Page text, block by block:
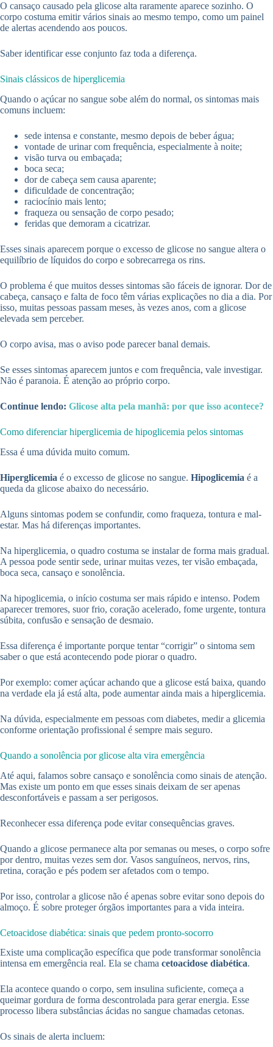
O cansaço causado pela glicose alta raramente aparece sozinho. O
corpo costuma emitir vários sinais ao mesmo tempo, como um painel
de alertas acendendo aos poucos.
Saber identificar esse conjunto faz toda a diferença.
Sinais clássicos de hiperglicemia
Quando o açúcar no sangue sobe além do normal, os sintomas mais
comuns incluem:
sede intensa e constante, mesmo depois de beber água;
vontade de urinar com frequência, especialmente à noite;
visão turva ou embaçada;
boca seca;
dor de cabeça sem causa aparente;
dificuldade de concentração;
raciocínio mais lento;
fraqueza ou sensação de corpo pesado;
feridas que demoram a cicatrizar.
Esses sinais aparecem porque o excesso de glicose no sangue altera o
equilíbrio de líquidos do corpo e sobrecarrega os rins.
O problema é que muitos desses sintomas são fáceis de ignorar. Dor de
cabeça, cansaço e falta de foco têm várias explicações no dia a dia. Por
isso, muitas pessoas passam meses, às vezes anos, com a glicose
elevada sem perceber.
O corpo avisa, mas o aviso pode parecer banal demais.
Se esses sintomas aparecem juntos e com frequência, vale investigar.
Não é paranoia. É atenção ao próprio corpo.
Continue lendo: Glicose alta pela manhã: por que isso acontece?
Como diferenciar hiperglicemia de hipoglicemia pelos sintomas
Essa é uma dúvida muito comum.
Hiperglicemia é o excesso de glicose no sangue. Hipoglicemia é a
queda da glicose abaixo do necessário.
Alguns sintomas podem se confundir, como fraqueza, tontura e mal-
estar. Mas há diferenças importantes.
Na hiperglicemia, o quadro costuma se instalar de forma mais gradual.
A pessoa pode sentir sede, urinar muitas vezes, ter visão embaçada,
boca seca, cansaço e sonolência.
Na hipoglicemia, o início costuma ser mais rápido e intenso. Podem
aparecer tremores, suor frio, coração acelerado, fome urgente, tontura
súbita, confusão e sensação de desmaio.
Essa diferença é importante porque tentar “corrigir” o sintoma sem
saber o que está acontecendo pode piorar o quadro.
Por exemplo: comer açúcar achando que a glicose está baixa, quando
na verdade ela já está alta, pode aumentar ainda mais a hiperglicemia.
Na dúvida, especialmente em pessoas com diabetes, medir a glicemia
conforme orientação profissional é sempre mais seguro.
Quando a sonolência por glicose alta vira emergência
Até aqui, falamos sobre cansaço e sonolência como sinais de atenção.
Mas existe um ponto em que esses sinais deixam de ser apenas
desconfortáveis e passam a ser perigosos.
Reconhecer essa diferença pode evitar consequências graves.
Quando a glicose permanece alta por semanas ou meses, o corpo sofre
por dentro, muitas vezes sem dor. Vasos sanguíneos, nervos, rins,
retina, coração e pés podem ser afetados com o tempo.
Por isso, controlar a glicose não é apenas sobre evitar sono depois do
almoço. É sobre proteger órgãos importantes para a vida inteira.
Cetoacidose diabética: sinais que pedem pronto-socorro
Existe uma complicação específica que pode transformar sonolência
intensa em emergência real. Ela se chama cetoacidose diabética.
Ela acontece quando o corpo, sem insulina suficiente, começa a
queimar gordura de forma descontrolada para gerar energia. Esse
processo libera substâncias ácidas no sangue chamadas cetonas.
Os sinais de alerta incluem: